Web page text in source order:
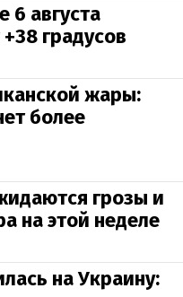
6 августа
градусов
жары:
более
грозы и
на этой неделе
на Украину: